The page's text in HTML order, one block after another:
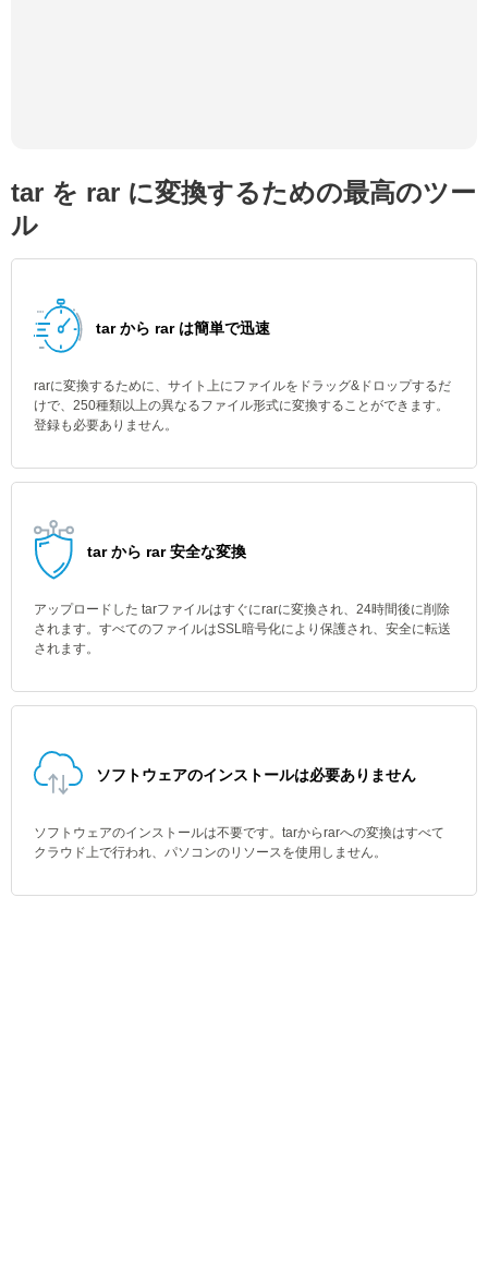
tar を rar に変換するための最高のツー
ル
tar から rar は簡単で迅速
rarに変換するために、サイト上にファイルをドラッグ&ドロップするだ
けで、250種類以上の異なるファイル形式に変換することができます。
登録も必要ありません。
tar から rar 安全な変換
アップロードした tarファイルはすぐにrarに変換され、24時間後に削除
されます。すべてのファイルはSSL暗号化により保護され、安全に転送
されます。
ソフトウェアのインストールは必要ありません
ソフトウェアのインストールは不要です。tarからrarへの変換はすべて
クラウド上で行われ、パソコンのリソースを使用しません。